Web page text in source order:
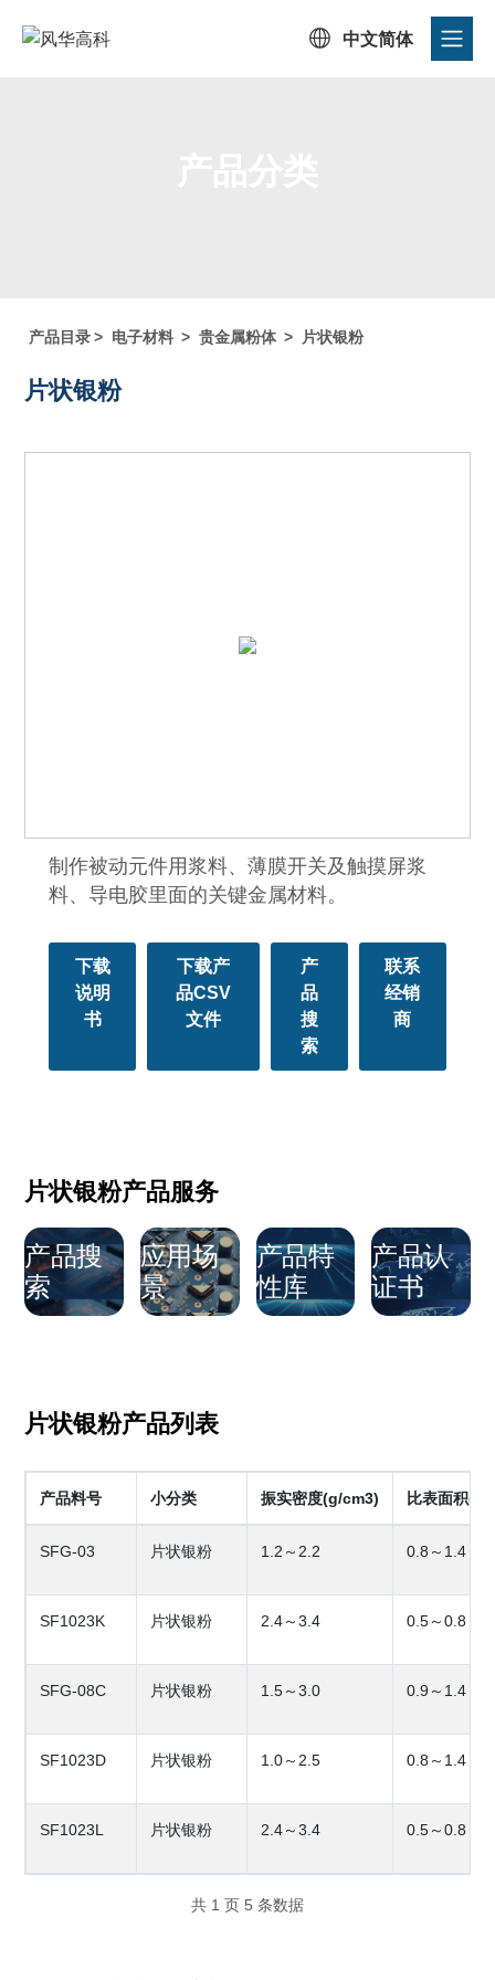
 中文简体
产品目录 > 电子材料 > 贵金属粉体 > 片状银粉
片状银粉
制作被动元件用浆料、薄膜开关及触摸屏浆
料、导电胶里面的关键金属材料。
下载
说明
书
下载产
品CSV
文件
产
品
搜
索
联系
经销
商
片状银粉产品服务
产品搜
索
应用场
景
产品特
性库
产品认
证书
片状银粉产品列表
产品料号 小分类 振实密度(g/cm3) 比表面积
SFG-03 片状银粉 1.2～2.2 0.8～1.4
SF1023K 片状银粉 2.4～3.4 0.5～0.8
SFG-08C 片状银粉 1.5～3.0 0.9～1.4
SF1023D 片状银粉 1.0～2.5 0.8～1.4
SF1023L 片状银粉 2.4～3.4 0.5～0.8
共 1 页 5 条数据